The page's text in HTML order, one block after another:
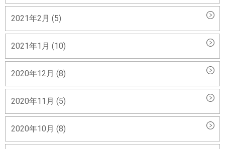
2021年2月 (5)
2021年1月 (10)
2020年12月 (8)
2020年11月 (5)
2020年10月 (8)